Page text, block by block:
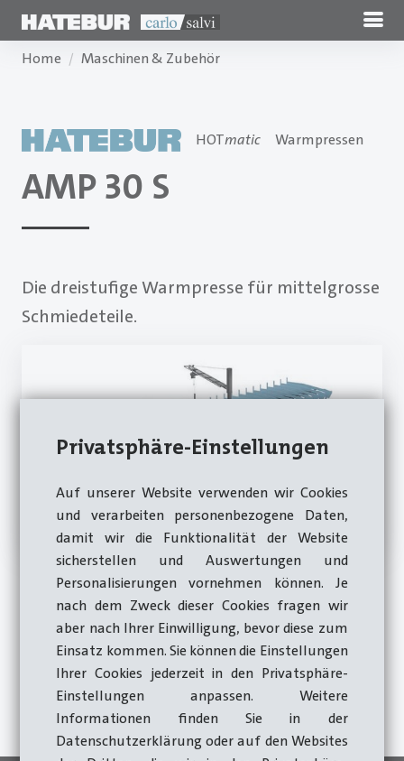
Privatsphäre-Einstellungen
Auf unserer Website verwenden wir Cookies
und verarbeiten personenbezogene Daten,
damit wir die Funktionalität der Website
sicherstellen und Auswertungen und
Personalisierungen vornehmen können. Je
nach dem Zweck dieser Cookies fragen wir
aber nach Ihrer Einwilligung, bevor diese zum
Einsatz kommen. Sie können die Einstellungen
Ihrer Cookies jederzeit in den Privatsphäre-
Einstellungen anpassen. Weitere
Informationen finden Sie in der
Datenschutzerklärung oder auf den Websites
Home Maschinen & Zubehör
HOTmatic Warmpressen
AMP 30 S
Die dreistufige Warmpresse für mittelgrosse
Schmiedeteile.
Jetzt Beratung anfordern
Zum Kontaktformular